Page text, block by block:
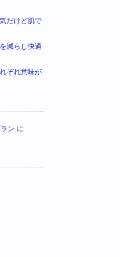
だけど肌で
減らし快適
ぞれ意味が
ン に